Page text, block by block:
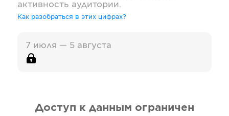
активность аудитории.
Как разобраться в этих цифрах?
7 июля — 5 августа
Доступ к данным ограничен